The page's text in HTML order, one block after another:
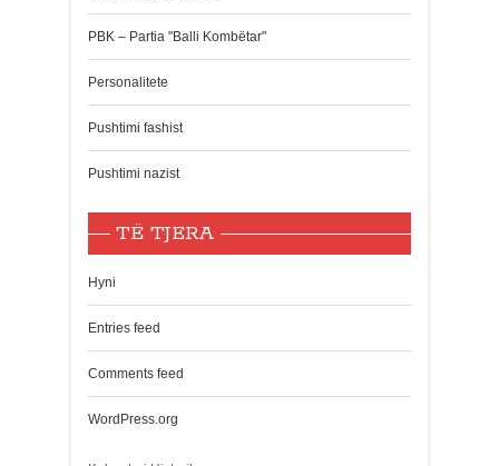
PBK – Partia "Balli Kombëtar"
Personalitete
Pushtimi fashist
Pushtimi nazist
TË TJERA
Hyni
Entries feed
Comments feed
WordPress.org